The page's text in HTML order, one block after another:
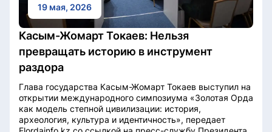
19 мая, 2026
Касым-Жомарт Токаев: Нельзя
превращать историю в инструмент
раздора
Глава государства Касым-Жомарт Токаев выступил на
открытии международного симпозиума «Золотая Орда
как модель степной цивилизации: история,
археология, культура и идентичность», передает